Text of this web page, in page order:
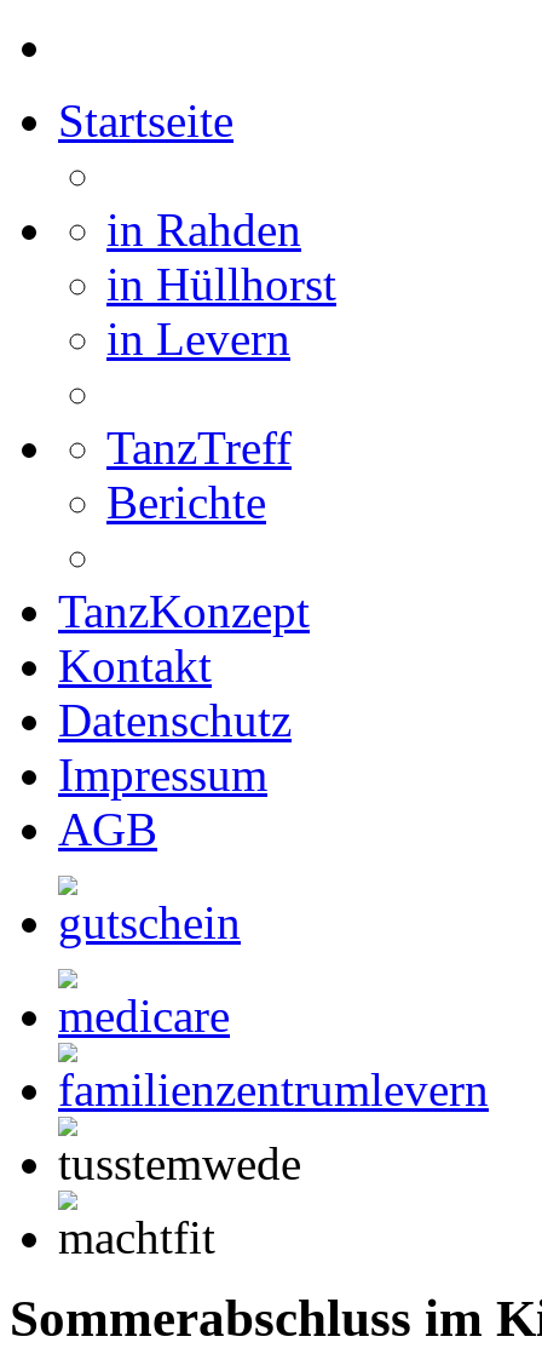
Startseite
in Rahden
in Hüllhorst
in Levern
TanzTreff
Berichte
TanzKonzept
Kontakt
Datenschutz
Impressum
AGB
Sommerabschluss im